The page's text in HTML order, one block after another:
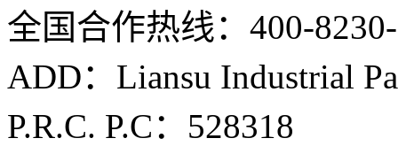
全国合作热线：400-
ADD：Liansu Industrial
P.R.C. P.C：528318